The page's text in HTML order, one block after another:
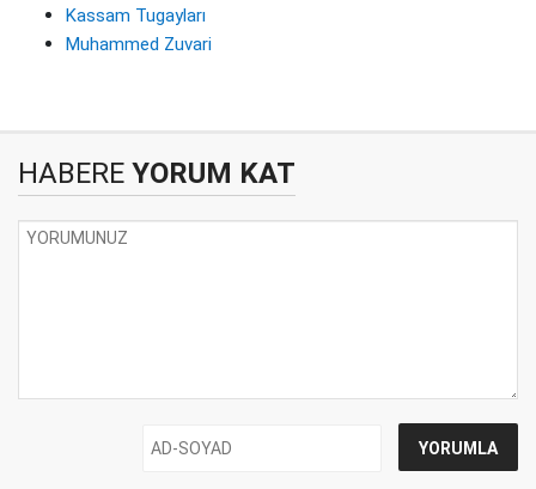
Kassam Tugayları
Muhammed Zuvari
HABERE YORUM KAT